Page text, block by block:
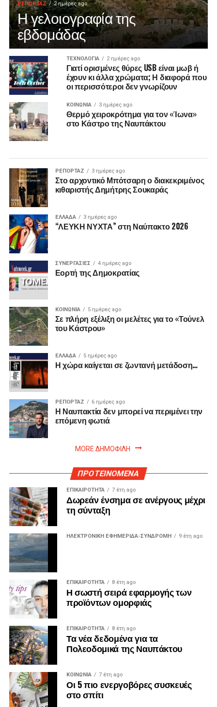
ΡΕΠΟΡΤΑΖ 2 ημέρες ago
Η γελοιογραφία της
εβδομάδας
ΤΕΧΝΟΛΟΓΙΑ 2 ημέρες ago
Γιατί ορισμένες θύρες USB είναι μωβ ή
έχουν κι άλλα χρώματα; Η διαφορά που
οι περισσότεροι δεν γνωρίζουν
ΚΟΙΝΩΝΙΑ 3 ημέρες ago
Θερμό χειροκρότημα για τον «Ίωνα»
στο Κάστρο της Ναυπάκτου
ΡΕΠΟΡΤΑΖ 3 ημέρες ago
Στο αρχοντικό Μπότσαρη ο διακεκριμένος
κιθαριστής Δημήτρης Σουκαράς
ΕΛΛΑΔΑ 3 ημέρες ago
“ΛΕΥΚΗ ΝΥΧΤΑ” στη Ναύπακτο 2026
ΣΥΝΕΡΓΑΣΙΕΣ 4 ημέρες ago
Εορτή της Δημοκρατίας
ΚΟΙΝΩΝΙΑ 5 ημέρες ago
Σε πλήρη εξέλιξη οι μελέτες για το «Τούνελ
του Κάστρου»
ΕΛΛΑΔΑ 5 ημέρες ago
Η χώρα καίγεται σε ζωντανή μετάδοση…
ΡΕΠΟΡΤΑΖ 6 ημέρες ago
Η Ναυπακτία δεν μπορεί να περιμένει την
επόμενη φωτιά
MORE ΔΗΜΟΦΙΛΗ
ΠΡΟΤΕΙΝΟΜΕΝΑ
ΕΠΙΚΑΙΡΟΤΗΤΑ 7 έτη ago
Δωρεάν ένσημα σε ανέργους μέχρι
τη σύνταξη
ΗΛΕΚΤΡΟΝΙΚΗ ΕΦΗΜΕΡΙΔΑ-ΣΥΝΔΡΟΜΗ 9 έτη ago
ΕΠΙΚΑΙΡΟΤΗΤΑ 8 έτη ago
Η σωστή σειρά εφαρμογής των
προϊόντων ομορφιάς
ΕΠΙΚΑΙΡΟΤΗΤΑ 8 έτη ago
Τα νέα δεδομένα για τα
Πολεοδομικά της Ναυπάκτου
ΚΟΙΝΩΝΙΑ 7 έτη ago
Οι 5 πιο ενεργοβόρες συσκευές
στο σπίτι